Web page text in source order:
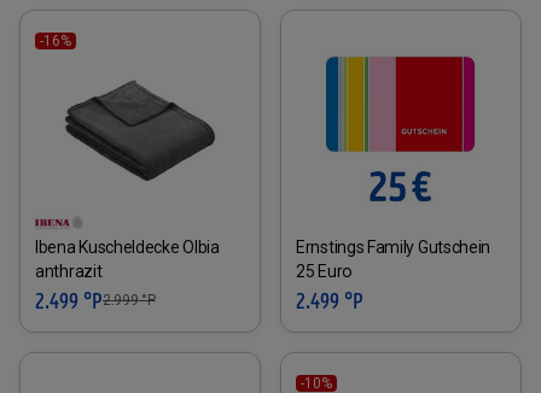
-16%
Ibena Kuscheldecke Olbia
anthrazit
2.499 °P2.999°P
Ernstings Family Gutschein
25 Euro
2.499 °P
-10%